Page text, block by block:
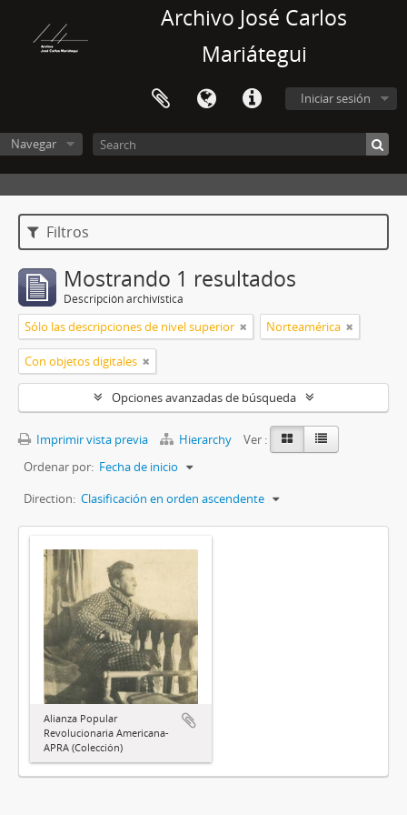
Archivo José Carlos
Mariátegui
Iniciar sesión
Navegar
Filtros
Mostrando 1 resultados
Descripción archivística
Sólo las descripciones de nivel superior Norteamérica
Con objetos digitales
Opciones avanzadas de búsqueda
Imprimir vista previa Hierarchy
Ver :
Ordenar por: Fecha de inicio
Direction: Clasificación en orden ascendente
Alianza Popular
Revolucionaria Americana-
APRA (Colección)